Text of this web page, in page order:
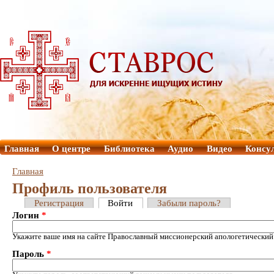
Главная О центре Библиотека Аудио Видео
Главная
Профиль пользователя
Регистрация Войти
Забыли пароль?
Логин *
Укажите ваше имя на сайте Православный миссионерский
Пароль *